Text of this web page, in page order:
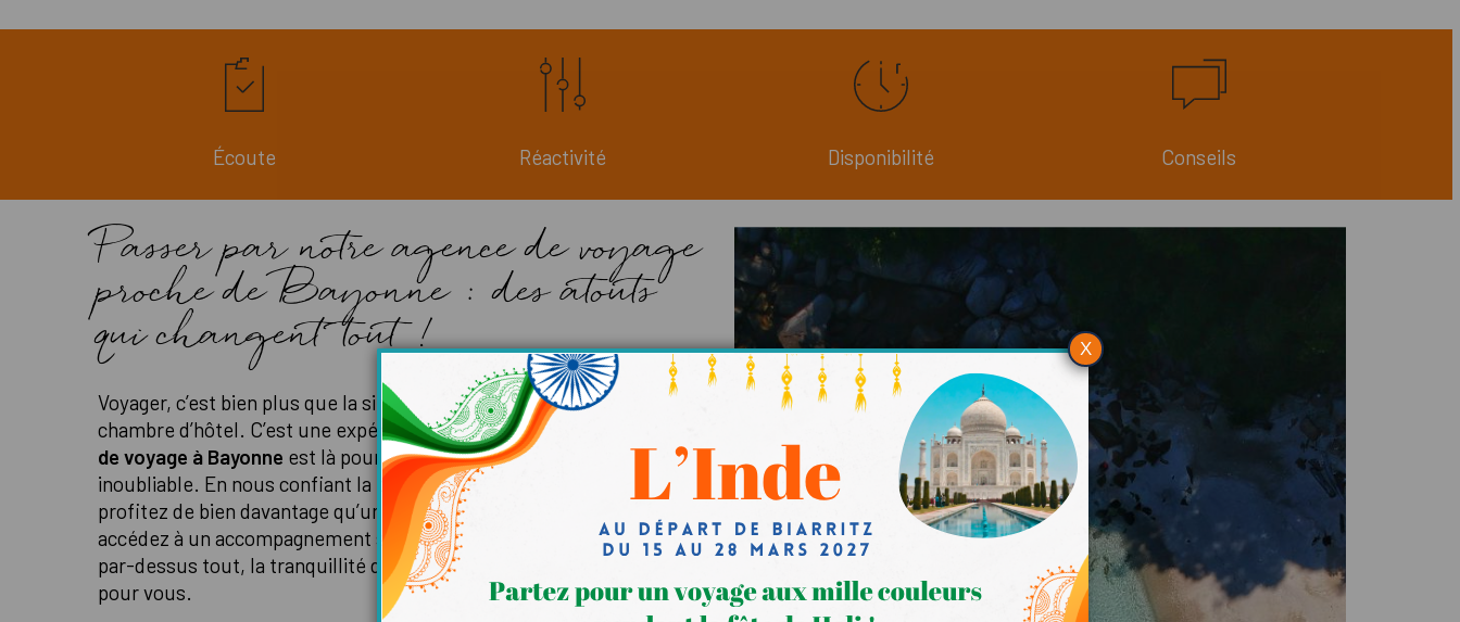
Écoute Réactivité Disponibilité Conseils
Passer par notre agence de voyage
proche de Bayonne : des atouts
qui changent tout !
Voyager, c’est bien plus que la simple réservation d’un vol ou d’une
chambre d’hôtel. C’est une expérience à part entière, et notre
de voyage à Bayonne est là pour la transformer en un moment
inoubliable. En nous confiant la préparation de votre séjour, vous
profitez de bien davantage qu’une réservation classique ; vous
accédez à un accompagnement sur mesure, des tarifs privilégiés, et
par-dessus tout, la tranquillité de savoir que chaque détail est géré
pour vous.
X